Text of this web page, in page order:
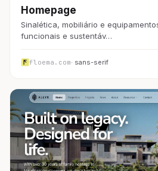
Homepage
Sinalética, mobiliário e
funcionais e sustentáv…
floema.com· sans-serif